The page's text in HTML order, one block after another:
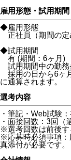
雇用形態・試用期間
◆雇用形態
正社員（期間の定
◆試用期間
有 (期間：6ヶ月)
試用期間中の勤務
採用の日から6ヶ
に通算されます。
選考内容
・筆記・Web試験
・面接回数：3回（
※選考回数は前後す
※応募時必須事項：
真添付が必要です。